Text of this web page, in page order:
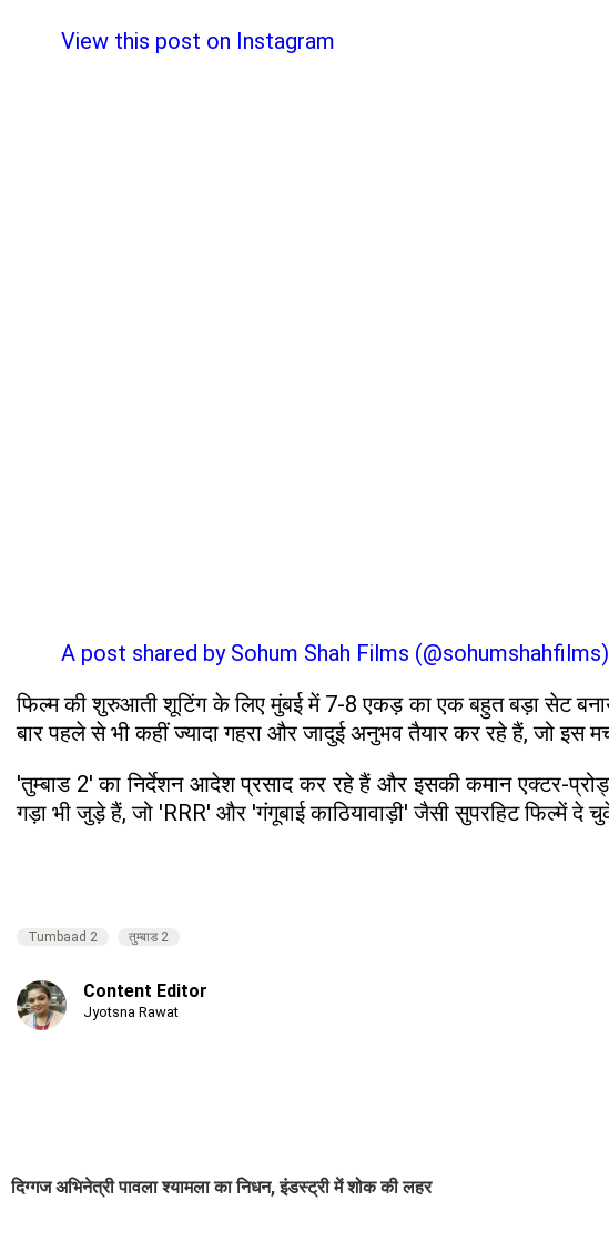
View this post on Instagram
A post shared by Sohum Shah Films (@sohumshahfilms)
फिल्म की शुरुआती शूटिंग के लिए मुंबई में 7-8 एकड़ का एक बहुत बड़ा सेट
बार पहले से भी कहीं ज्यादा गहरा और जादुई अनुभव तैयार कर रहे हैं, जो इस
'तुम्बाड 2' का निर्देशन आदेश प्रसाद कर रहे हैं और इसकी कमान एक्टर-
गड़ा भी जुड़े हैं, जो 'RRR' और 'गंगूबाई काठियावाड़ी' जैसी सुपरहिट फिल्में दे
Tumbaad 2 तुम्बाड 2
Content Editor
Jyotsna Rawat
दिग्गज अभिनेत्री पावला श्यामला का निधन, इंडस्ट्री में शोक की लहर